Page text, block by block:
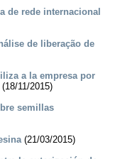
de rede internacional
de liberação de
a la empresa por
(18/11/2015)
semillas
(21/03/2015)